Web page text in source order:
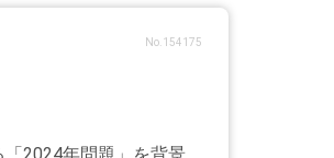
No.154175